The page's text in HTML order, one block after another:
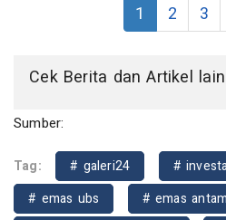
1 2 3
Cek Berita dan Artikel
Sumber:
Tag: # galeri24
#
# emas ubs
# emas antam